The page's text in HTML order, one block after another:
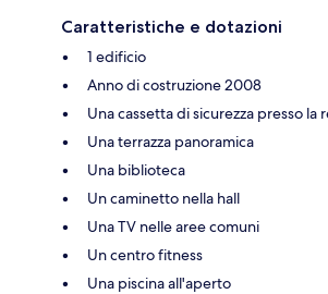
Caratteristiche e dotazioni
1 edificio
Anno di costruzione 2008
Una cassetta di sicurezza presso la
Una terrazza panoramica
Una biblioteca
Un caminetto nella hall
Una TV nelle aree comuni
Un centro fitness
Una piscina all'aperto